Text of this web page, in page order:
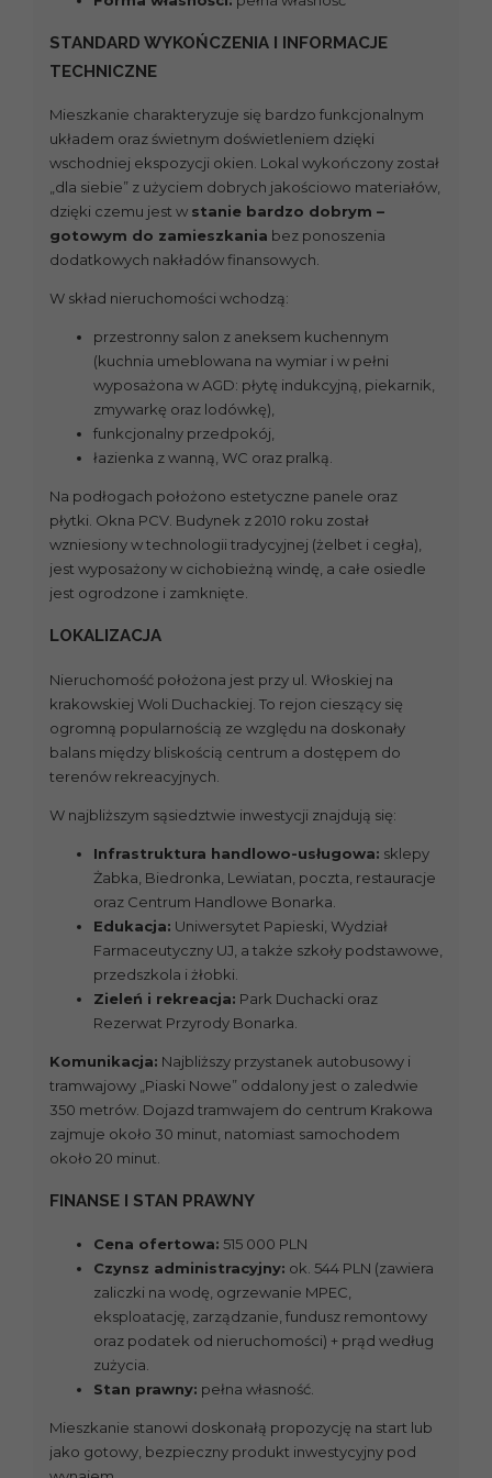
STANDARD WYKOŃCZENIA I INFORMACJE
TECHNICZNE
Mieszkanie charakteryzuje się bardzo funkcjonalnym
układem oraz świetnym doświetleniem dzięki
wschodniej ekspozycji okien. Lokal wykończony został
„dla siebie” z użyciem dobrych jakościowo materiałów,
dzięki czemu jest w stanie bardzo dobrym –
gotowym do zamieszkania bez ponoszenia
dodatkowych nakładów finansowych.
W skład nieruchomości wchodzą:
przestronny salon z aneksem kuchennym
(kuchnia umeblowana na wymiar i w pełni
wyposażona w AGD: płytę indukcyjną, piekarnik,
zmywarkę oraz lodówkę),
funkcjonalny przedpokój,
łazienka z wanną, WC oraz pralką.
Na podłogach położono estetyczne panele oraz
płytki. Okna PCV. Budynek z 2010 roku został
wzniesiony w technologii tradycyjnej (żelbet i cegła),
jest wyposażony w cichobieżną windę, a całe osiedle
jest ogrodzone i zamknięte.
LOKALIZACJA
Nieruchomość położona jest przy ul. Włoskiej na
krakowskiej Woli Duchackiej. To rejon cieszący się
ogromną popularnością ze względu na doskonały
balans między bliskością centrum a dostępem do
terenów rekreacyjnych.
W najbliższym sąsiedztwie inwestycji znajdują się:
Infrastruktura handlowo-usługowa: sklepy
Żabka, Biedronka, Lewiatan, poczta, restauracje
oraz Centrum Handlowe Bonarka.
Edukacja: Uniwersytet Papieski, Wydział
Farmaceutyczny UJ, a także szkoły podstawowe,
przedszkola i żłobki.
Zieleń i rekreacja: Park Duchacki oraz
Rezerwat Przyrody Bonarka.
Komunikacja: Najbliższy przystanek autobusowy i
tramwajowy „Piaski Nowe” oddalony jest o zaledwie
350 metrów. Dojazd tramwajem do centrum Krakowa
zajmuje około 30 minut, natomiast samochodem
około 20 minut.
FINANSE I STAN PRAWNY
Cena ofertowa: 515 000 PLN
Czynsz administracyjny: ok. 544 PLN (zawiera
zaliczki na wodę, ogrzewanie MPEC,
eksploatację, zarządzanie, fundusz remontowy
oraz podatek od nieruchomości) + prąd według
zużycia.
Stan prawny: pełna własność.
Mieszkanie stanowi doskonałą propozycję na start lub
jako gotowy, bezpieczny produkt inwestycyjny pod